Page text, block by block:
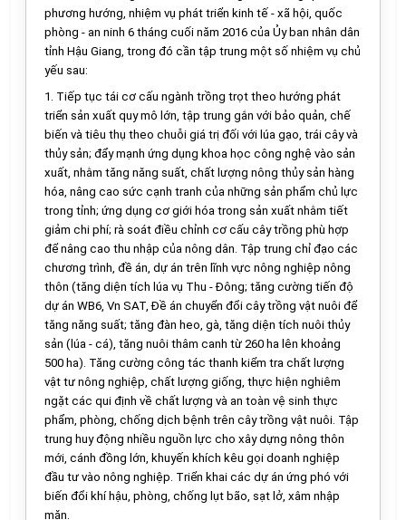
phương hướng, nhiệm vụ phát triển kinh tế - xã hội, quốc
phòng - an ninh 6 tháng cuối năm 2016 của Ủy ban nhân dân
tỉnh Hậu Giang, trong đó cần tập trung một số nhiệm vụ chủ
yếu sau:
1. Tiếp tục tái cơ cấu ngành trồng trọt theo hướng phát
triển sản xuất quy mô lớn, tập trung gắn với bảo quản, chế
biến và tiêu thụ theo chuỗi giá trị đối với lúa gạo, trái cây và
thủy sản; đẩy mạnh ứng dụng khoa học công nghệ vào sản
xuất, nhằm tăng năng suất, chất lượng nông thủy sản hàng
hóa, nâng cao sức cạnh tranh của những sản phẩm chủ lực
trong tỉnh; ứng dụng cơ giới hóa trong sản xuất nhằm tiết
giảm chi phí; rà soát điều chỉnh cơ cấu cây trồng phù hợp
để nâng cao thu nhập của nông dân. Tập trung chỉ đạo các
chương trình, đề án, dự án trên lĩnh vực nông nghiệp nông
thôn (tăng diện tích lúa vụ Thu - Đông; tăng cường tiến độ
dự án WB6, Vn SAT, Đề án chuyển đổi cây trồng vật nuôi để
tăng năng suất; tăng đàn heo, gà, tăng diện tích nuôi thủy
sản (lúa - cá), tăng nuôi thâm canh từ 260 ha lên khoảng
500 ha). Tăng cường công tác thanh kiểm tra chất lượng
vật tư nông nghiệp, chất lượng giống, thực hiện nghiêm
ngặt các qui định về chất lượng và an toàn vệ sinh thực
phẩm, phòng, chống dịch bệnh trên cây trồng vật nuôi. Tập
trung huy động nhiều nguồn lực cho xây dựng nông thôn
mới, cánh đồng lớn, khuyến khích kêu gọi doanh nghiệp
đầu tư vào nông nghiệp. Triển khai các dự án ứng phó với
biến đổi khí hậu, phòng, chống lụt bão, sạt lở, xâm nhập
mặn.